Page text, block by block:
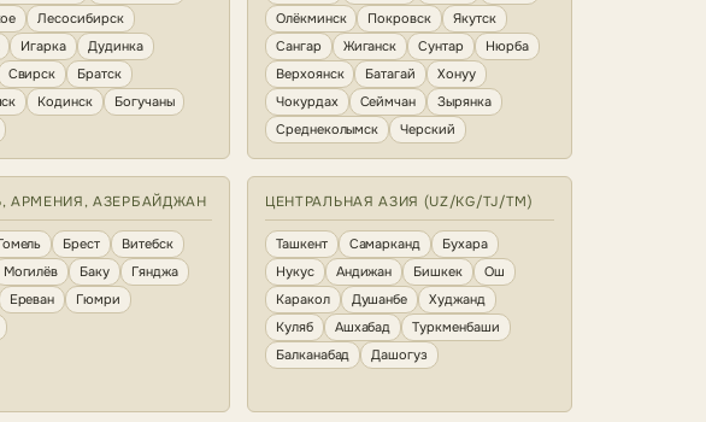
Лесосибирск
Игарка
Дудинка
Свирск
Братск
Кодинск
Богучаны
Олёкминск
Покровск
Якутск
Сангар
Жиганск Сунтар
Нюрба
Верхоянск
Батагай
Хонуу
Чокурдах
Сеймчан
Зырянка
Среднеколымск
Черский
АРМЕНИЯ, АЗЕРБАЙДЖАН
Брест
Витебск
Могилёв Баку
Гянджа
Ереван
Гюмри
ЦЕНТРАЛЬНАЯ АЗИЯ (UZ/KG/TJ/TM)
Ташкент Самарканд
Бухара
Нукус
Андижан Бишкек
Ош
Каракол
Душанбе
Худжанд
Куляб
Ашхабад
Туркменбаши
Балканабад
Дашогуз